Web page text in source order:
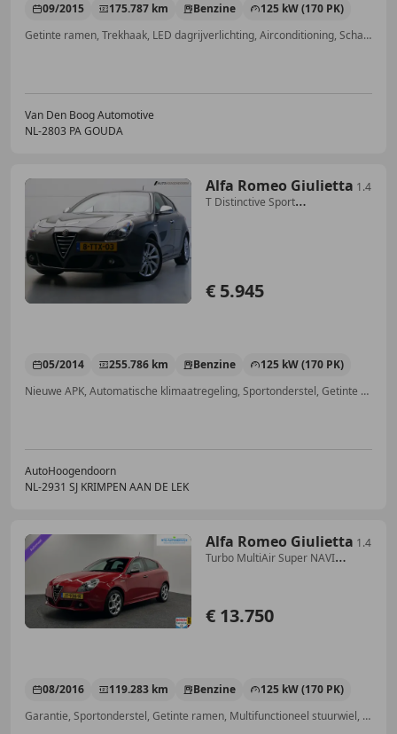
09/2015 175.787 km Benzine
125 kW (170 PK)
Getinte ramen, Trekhaak, LED dagrijverlichting, Airconditioning, Schakelflippers, Automatische klimaatregeling, Start/Stop-systeem, Airbag bestuurder
Van Den Boog Automotive
NL-2803 PA GOUDA
Alfa Romeo Giulietta 1.4
T Distinctive Sport
€ 5.945
05/2014 255.786 km Benzine
125 kW (170 PK)
Nieuwe APK, Automatische klimaatregeling, Sportonderstel, Getinte ramen, LED dagrijverlichting, Met onderhoudshistorie, Sportstoelen, Spoiler
AutoHoogendoorn
NL-2931 SJ KRIMPEN AAN DE LEK
Alfa Romeo Giulietta 1.4
Turbo MultiAir Super NAVI
€ 13.750
08/2016 119.283 km Benzine
125 kW (170 PK)
Garantie, Sportonderstel, Getinte ramen, Multifunctioneel stuurwiel, Schakelflippers, LED verlichting, Alarm, Navigatiesysteem